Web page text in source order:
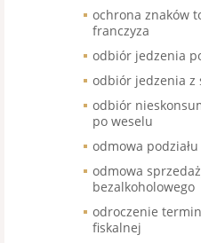
ochrona znaków
franczyza
odbiór jedzenia
odbiór jedzenia z
odbiór
po weselu
odmowa
odmowa
bezalkoholowego
odroczenie
fiskalnej